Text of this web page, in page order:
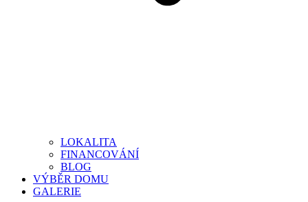
LOKALITA
FINANCOVÁNÍ
BLOG
VÝBĚR DOMU
GALERIE